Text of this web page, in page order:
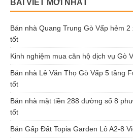
BÀI VIẾT MỚI NHẤT
Bán nhà Quang Trung Gò Vấp hẻm
tốt
Kinh nghiệm mua căn hộ dịch vụ Gò
Bán nhà Lê Văn Thọ Gò Vấp 5 tầng
tốt
Bán nhà mặt tiền 288 đường số 8
tốt
Bán Gấp Đất Topia Garden Lô A2-8